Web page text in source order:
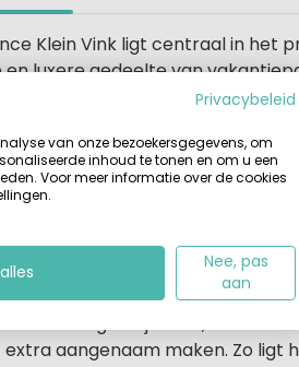
Klein Vink ligt centraal in het
en luxere gedeelte van
los te komen van de
gezinnen is Résidence Klein
in het zwembad of spelen in
vervelen, terwijl ouders
en voorzieningen
zijn ruim,
aangenaam maken. Zo ligt
Privacybeleid
van onze bezoekersgegevens, om
inhoud te tonen en om u een
Voor meer informatie over de cookies
Nee, pas
aan